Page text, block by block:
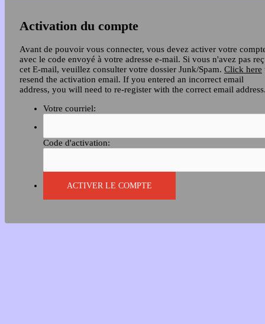
Activation du compte
Avant de pouvoir vous connecter, vous devez activer votre
avec le code envoyé à votre adresse e-mail. Si vous n'avez pas
cet E-mail, veuillez consulter votre dossier Junk/Spam. Click here
resend the activation email. If you entered an incorrect email
address, you will need to re-register with the correct email
Votre courriel:
Code d'activation: